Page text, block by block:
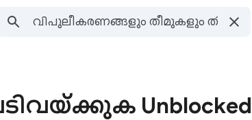
Unblocked